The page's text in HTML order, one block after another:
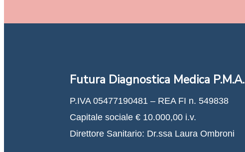
Futura Diagnostica Medica P.M.A.
P.IVA 05477190481 – REA FI n. 549838
Capitale sociale € 10.000,00 i.v.
Direttore Sanitario: Dr.ssa Laura Ombroni